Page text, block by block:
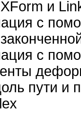
и
с
с
пути и